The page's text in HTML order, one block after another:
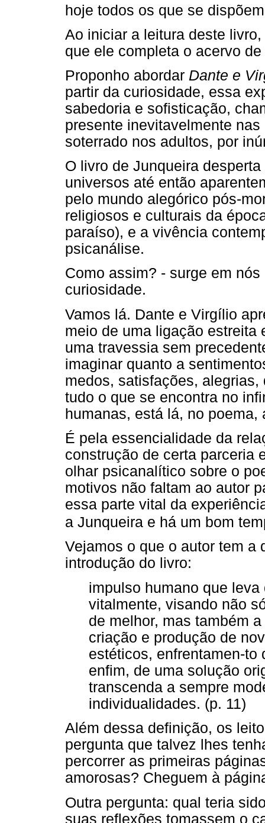
hoje todos os que se
Ao iniciar a leitura deste
que ele completa o acervo
Proponho abordar Dante e
partir da curiosidade, essa
sabedoria e sofisticação,
presente inevitavelmente
soterrado nos adultos, por
O livro de Junqueira
universos até então
pelo mundo alegórico pós-
religiosos e culturais da
paraíso), e a vivência
psicanálise.
Como assim? - surge em
curiosidade.
Vamos lá. Dante e Virgílio
meio de uma ligação estreita
uma travessia sem
imaginar quanto a
medos, satisfações,
tudo o que se encontra no
humanas, está lá, no
É pela essencialidade da
construção de certa parceria
olhar psicanalítico sobre o
motivos não faltam ao autor
essa parte vital da
a Junqueira e há um bom
Vejamos o que o autor tem a
introdução do livro:
impulso humano que
vitalmente, visando não
de melhor, mas também
criação e produção de
estéticos, enfrentamen-to
enfim, de uma solução
transcenda a sempre
individualidades. (p. 11)
Além dessa definição, os
pergunta que talvez lhes
percorrer as primeiras
amorosas? Cheguem à
Outra pergunta: qual teria
suas reflexões tomassem o